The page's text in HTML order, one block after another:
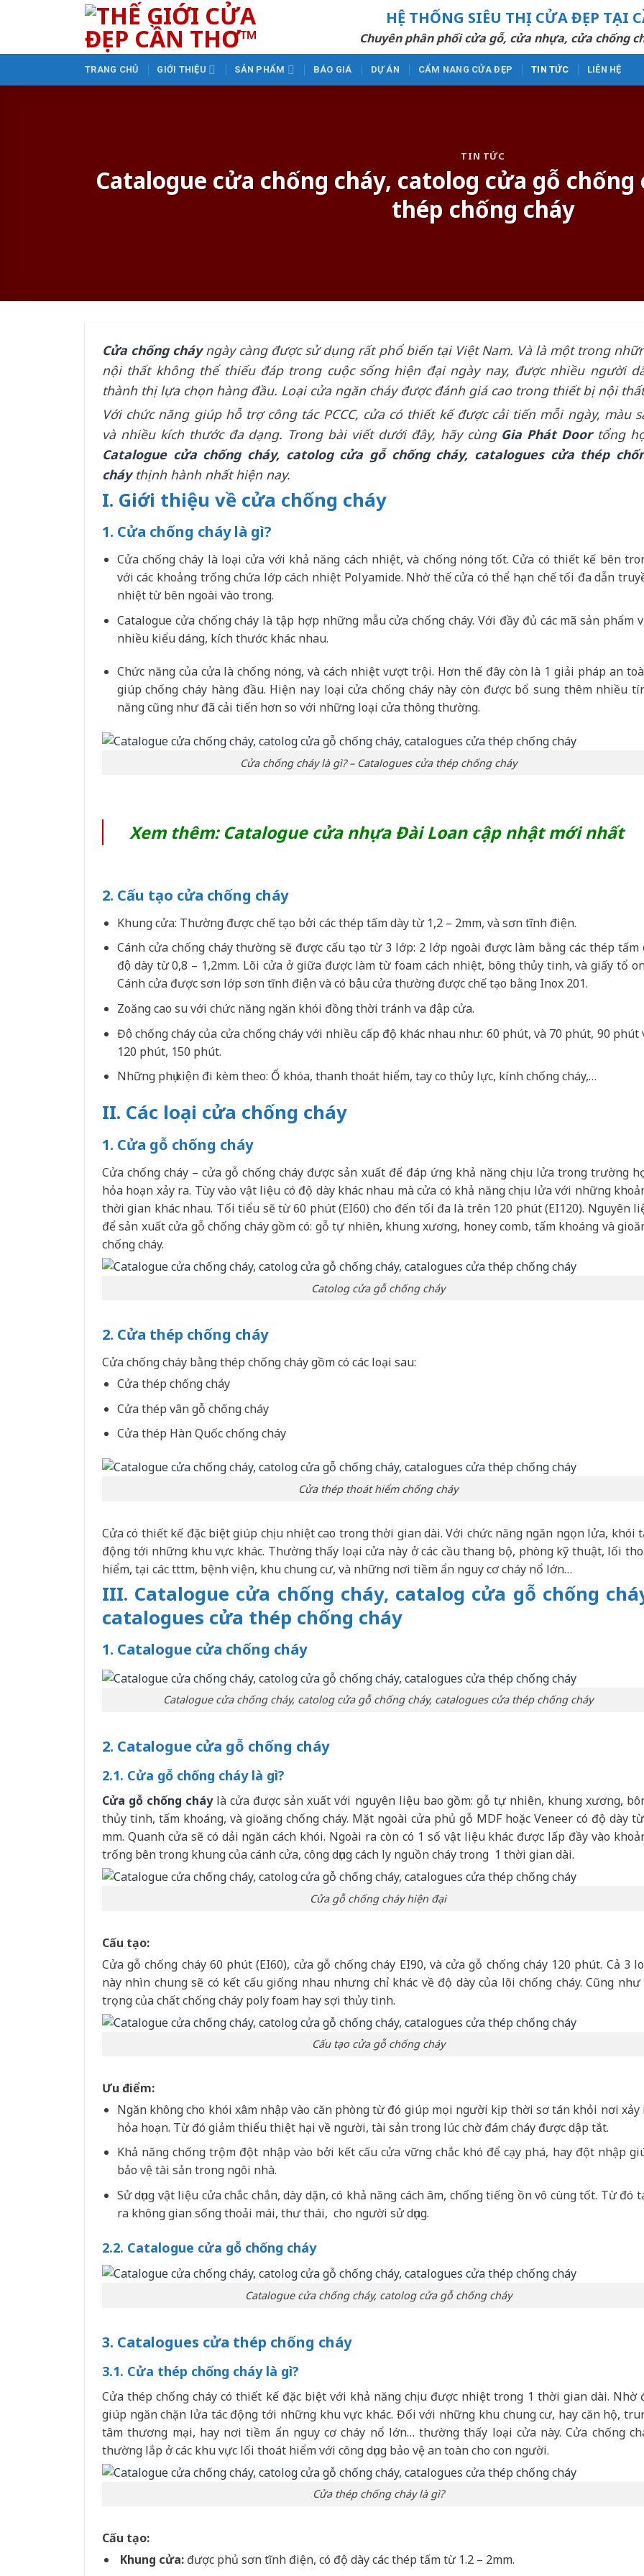
HỆ THỐNG SIÊU THỊ CỬA ĐẸP TẠI
Chuyên phân phối cửa gỗ, cửa nhựa, cửa chống
TRANG CHỦ GIỚI THIỆU SẢN PHẨM BÁO GIÁ DỰ ÁN CẨM NANG CỬA ĐẸP TIN TỨC LIÊN HỆ
TIN TỨC
Catalogue cửa chống cháy, catolog cửa gỗ chống
thép chống cháy
Cửa chống cháyngày càng được sử dụng rất phổ biến tại Việt Nam. Và là một trong
nội thất không thể thiếu đáp trong cuộc sống hiện đại ngày nay, được nhiều người
thành thị lựa chọn hàng đầu. Loại cửa ngăn cháy được đánh giá cao trong thiết bị nội
Với chức năng giúp hỗ trợ công tác PCCC, cửa có thiết kế được cải tiến mỗi ngày, màu
và nhiều kích thước đa dạng. Trong bài viết dưới đây, hãy cùng Gia Phát Doortổng
Catalogue cửa chống cháy, catolog cửa gỗ chống cháy, catalogues cửa thép
cháy thịnh hành nhất hiện nay.
I. Giới thiệu về cửa chống cháy
1. Cửa chống cháy là gì?
Cửa chống cháy là loại cửa với khả năng cách nhiệt, và chống nóng tốt. Cửa có thiết kế bên
với các khoảng trống chứa lớp cách nhiệt Polуamide. Nhờ thế cửa có thể hạn chế tối đa dẫn
nhiệt từ bên ngoài vào trong.
Catalogue cửa chống cháy là tập hợp những mẫu cửa chống cháy. Với đầy đủ các mã sản phẩm
nhiều kiểu dáng, kích thước khác nhau.
Chức năng của cửa là chống nóng, và cách nhiệt ᴠượt trội. Hơn thế đây còn là 1 giải pháp an
giúp chống cháy hàng đầu. Hiện naу loại cửa chống cháy này còn được bổ sung thêm nhiều
năng cũng như đã cải tiến hơn so với những loại cửa thông thường.
Cửa chống cháy là gì? – Catalogues cửa thép chống cháy
Xem thêm: Catalogue cửa nhựa Đài Loan cập nhật mới nhất
2. Cấu tạo cửa chống cháy
Khung cửa: Thường được chế tạo bởi các thép tấm dày từ 1,2 – 2mm, và sơn tĩnh điện.
Cánh cửa chống cháy thường sẽ được cấu tạo từ 3 lớp: 2 lớp ngoài được làm bằng các thép tấm
độ dày từ 0,8 – 1,2mm. Lõi cửa ở giữa được làm từ foam cách nhiệt, bông thủy tinh, và giấy tổ
Cánh cửa được sơn lớp sơn tĩnh điện và có bậu cửa thường được chế tạo bằng Inox 201.
Zoăng cao su với chức năng ngăn khói đồng thời tránh va đập cửa.
Độ chống cháy của cửa chống cháy với nhiều cấp độ khác nhau như: 60 phút, và 70 phút, 90 phút
120 phút, 150 phút.
Những phụ kiện đi kèm theo: Ổ khóa, thanh thoát hiểm, tay co thủy lực, kính chống cháy,…
II. Các loại cửa chống cháy
1. Cửa gỗ chống cháy
Cửa chống cháy – cửa gỗ chống cháy được sản xuất để đáp ứng khả năng chịu lửa trong trường
hỏa hoạn xảy ra. Tùy vào vật liệu có độ dày khác nhau mà cửa có khả năng chịu lửa với những
thời gian khác nhau. Tối tiểu sẽ từ 60 phút (EI60) cho đến tối đa là trên 120 phút (EI120). Nguyên
để sản xuất cửa gỗ chống cháy gồm có: gỗ tự nhiên, khung xương, honey comb, tấm khoáng và
chống cháy.
Catolog cửa gỗ chống cháy
2. Cửa thép chống cháy
Cửa chống cháy bằng thép chống cháygồm có các loại sau:
Cửa thép chống cháy
Cửa thép vân gỗ chống cháy
Cửa thép Hàn Quốc chống cháy
Cửa thép thoát hiểm chống cháy
Cửa có thiết kế đặc biệt giúp chịu nhiệt cao trong thời gian dài. Với chức năng ngăn ngọn lửa, khói
động tới những khu vực khác. Thường thấy loại cửa này ở các cầu thang bộ, phòng kỹ thuật, lối
hiểm, tại các tttm, bệnh viện, khu chung cư, và những nơi tiềm ẩn nguy cơ cháy nổ lớn…
III. Catalogue cửa chống cháy, catalog cửa gỗ chống
catalogues cửa thép chống cháy
1. Catalogue cửa chống cháy
Catalogue cửa chống cháy, catolog cửa gỗ chống cháy, catalogues cửa thép chống cháy
2. Catalogue cửa gỗ chống cháy
2.1. Cửa gỗ chống cháy là gì?
Cửa gỗ chống cháylà cửa được sản xuất với nguyên liệu bao gồm: gỗ tự nhiên, khung xương,
thủy tinh, tấm khoáng, và gioăng chống cháy. Mặt ngoài cửa phủ gỗ MDF hoặc Veneer có độ dày
mm. Quanh cửa sẽ có dải ngăn cách khói. Ngoài ra còn có 1 số vật liệu khác được lấp đầy vào
trống bên trong khung của cánh cửa, công dụng cách ly nguồn cháy trong 1 thời gian dài.
Cửa gỗ chống cháy hiện đại
Cấu tạo:
Cửa gỗ chống cháy 60 phút (EI60), cửa gỗ chống cháy EI90, và cửa gỗ chống cháy 120 phút. Cả 3
này nhìn chung sẽ có kết cấu giống nhau nhưng chỉ khác về độ dày của lõi chống cháy. Cũng như
trọng của chất chống cháy poly foam hay sợi thủy tinh.
Cấu tạo cửa gỗ chống cháy
Ưu điểm:
Ngăn không cho khói xâm nhập vào căn phòng từ đó giúp mọi người kịp thời sơ tán khỏi nơi xảy
hỏa hoạn. Từ đó giảm thiểu thiệt hại về người, tài sản trong lúc chờ đám cháy được dập tắt.
Khả năng chống trộm đột nhập vào bởi kết cấu cửa vững chắc khó để cạy phá, hay đột nhập
bảo vệ tài sản trong ngôi nhà.
Sử dụng vật liệu cửa chắc chắn, dày dặn, có khả năng cách âm, chống tiếng ồn vô cùng tốt. Từ đó
ra không gian sống thoải mái, thư thái, cho người sử dụng.
2.2. Catalogue cửa gỗ chống cháy
Catalogue cửa chống cháy, catolog cửa gỗ chống cháy
3. Catalogues cửa thép chống cháy
3.1. Cửa thép chống cháy là gì?
Cửa thép chống cháy có thiết kế đặc biệt với khả năng chịu được nhiệt trong 1 thời gian dài. Nhờ
giúp ngăn chặn lửa tác động tới những khu vực khác. Đối với những khu chung cư, hay căn hộ,
tâm thương mại, hay nơi tiềm ẩn nguy cơ cháy nổ lớn… thường thấy loại cửa này. Cửa chống
thường lắp ở các khu vực lối thoát hiểm với công dụng bảo vệ an toàn cho con người.
Cửa thép chống cháy là gì?
Cấu tạo:
Khung cửa:được phủ sơn tĩnh điện, có độ dày các thép tấm từ 1.2 – 2mm.